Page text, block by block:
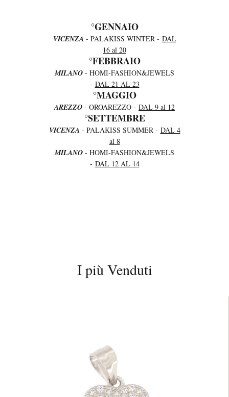
°GENNAIO
VICENZA - PALAKISS WINTER - DAL
16 al 20
°FEBBRAIO
MILANO - HOMI-FASHION&JEWELS
- DAL 21 AL 23
°MAGGIO
AREZZO - OROAREZZO - DAL 9 al 12
°SETTEMBRE
VICENZA - PALAKISS SUMMER - DAL 4
al 8
MILANO - HOMI-FASHION&JEWELS
- DAL 12 AL 14
I più Venduti